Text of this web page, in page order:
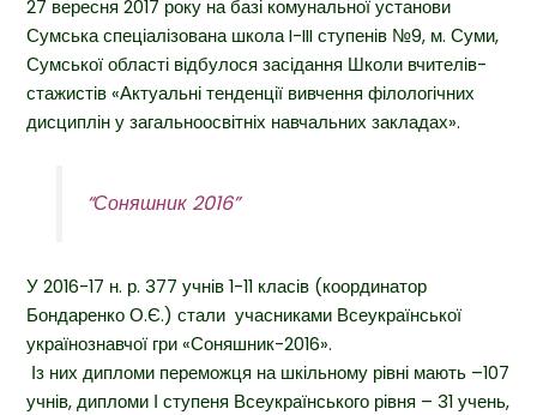
27 вересня 2017 року на базі комунальної установи
Сумська спеціалізована школа I-III ступенів №9, м. Суми,
Сумської області відбулося засідання Школи вчителів-
стажистів «Актуальні тенденції вивчення філологічних
дисциплін у загальноосвітніх навчальних закладах».
“Соняшник 2016”
У 2016-17 н. р. 377 учнів 1-11 класів (координатор
Бондаренко О.Є.) стали учасниками Всеукраїнської
українознавчої гри «Соняшник-2016».
Із них дипломи переможця на шкільному рівні мають –107
учнів, дипломи І ступеня Всеукраїнського рівня – 31 учень,